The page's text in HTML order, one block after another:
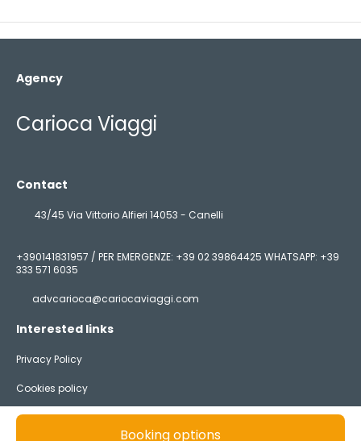
Booking options
Agency
Carioca Viaggi
Contact
43/45 Via Vittorio Alfieri 14053 - Canelli
+390141831957 / PER EMERGENZE: +39 02 39864425 WHATSAPP: +39
333 571 6035
advcarioca@cariocaviaggi.com
Interested links
Privacy Policy
Cookies policy
@ Copyright 2026